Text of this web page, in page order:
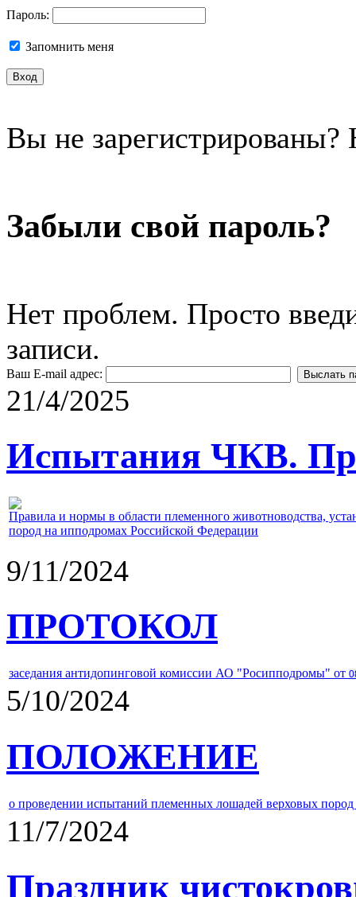
Пароль:
Запомнить меня
Вы не
Забыли свой пароль?
Нет проблем. Просто
записи.
Ваш E-mail адрес:
21/4/2025
Испытания ЧКВ.
Правила и нормы в области племенного животноводства,
пород на ипподромах Российской Федерации
9/11/2024
ПРОТОКОЛ
заседания антидопинговой комиссии АО "Росипподромы" от
5/10/2024
ПОЛОЖЕНИЕ
о проведении испытаний племенных лошадей верховых
11/7/2024
Праздник